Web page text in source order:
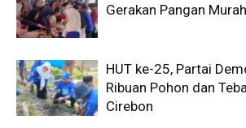
Gerakan Pangan
HUT ke-25, Partai
Ribuan Pohon dan
Cirebon